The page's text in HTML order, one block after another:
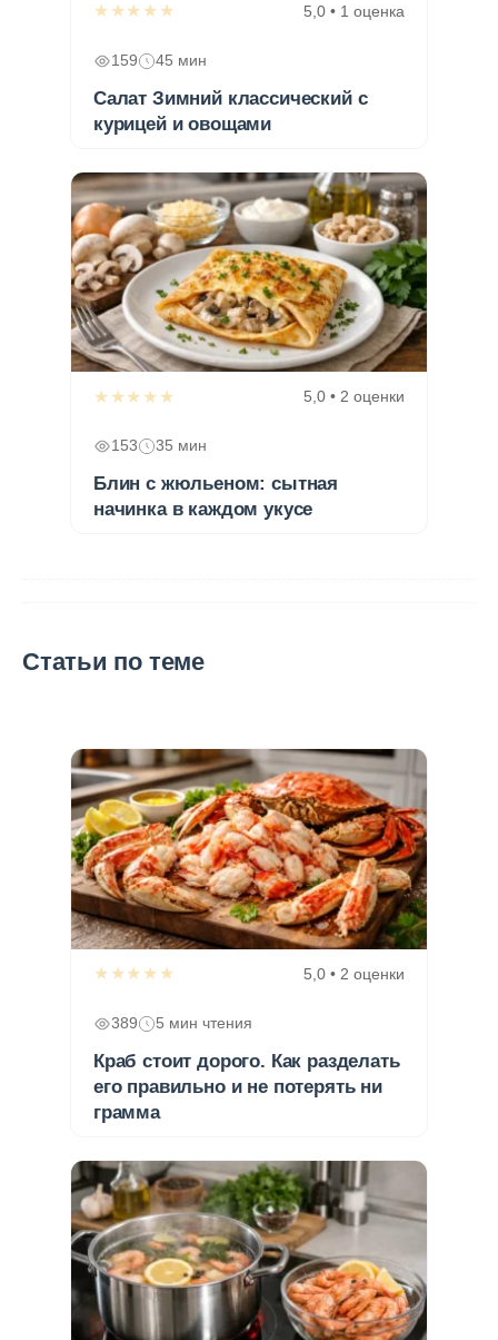
★★★★★ 5,0 • 1 оценка
159 45 мин
Салат Зимний классический с
курицей и овощами
★★★★★ 5,0 • 2 оценки
153 35 мин
Блин с жюльеном: сытная
начинка в каждом укусе
Статьи по теме
★★★★★ 5,0 • 2 оценки
389 5 мин чтения
Краб стоит дорого. Как разделать
его правильно и не потерять ни
грамма